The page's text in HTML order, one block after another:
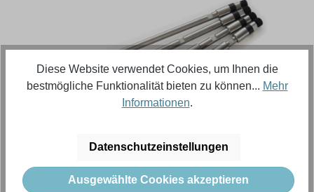
626,18 €
Inhalt: 1 Stück (Menge)
Diese Website verwendet Cookies, um Ihnen die
bestmögliche Funktionalität bieten zu können... Mehr
Informationen.
Datenschutzeinstellungen
Ausgewählte Cookies akzeptieren